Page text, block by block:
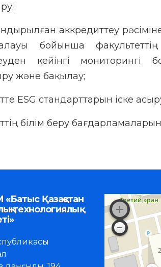
аккредиттеу
бойынша
кейінгі мониторингі
және бақылау;
ESG стандарттарын іске
білім беру
Қазақстан
технологиялық